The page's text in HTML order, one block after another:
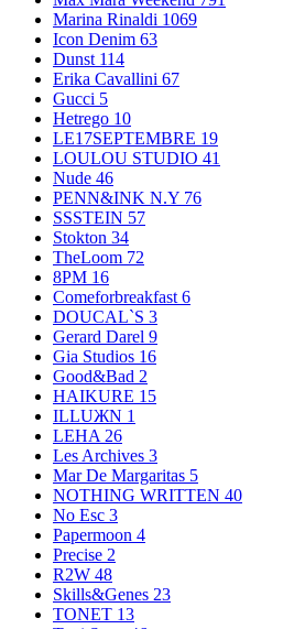
Marina Rinaldi 1069
Icon Denim 63
Dunst 114
Erika Cavallini 67
Gucci 5
Hetrego 10
LE17SEPTEMBRE 19
LOULOU STUDIO 41
Nude 46
PENN&INK N.Y 76
SSSTEIN 57
Stokton 34
TheLoom 72
8PM 16
Comeforbreakfast 6
DOUCAL`S 3
Gerard Darel 9
Gia Studios 16
Good&Bad 2
HAIKURE 15
ILLUЖN 1
LEHA 26
Les Archives 3
Mar De Margaritas 5
NOTHING WRITTEN 40
No Esc 3
Papermoon 4
Precise 2
R2W 48
Skills&Genes 23
TONET 13